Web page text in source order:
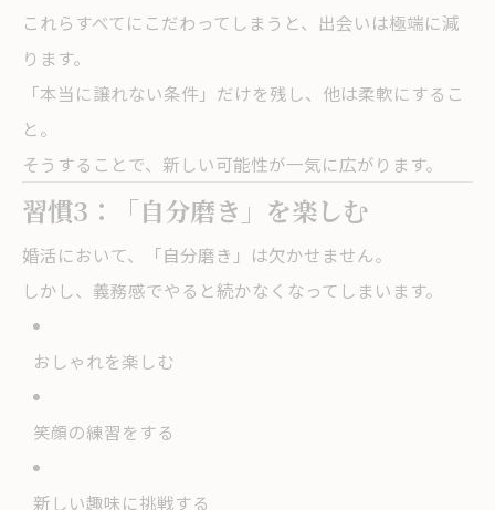
これらすべてにこだわってしまうと、出会いは極端に減
ります。
「本当に譲れない条件」だけを残し、他は柔軟にするこ
と。
そうすることで、新しい可能性が一気に広がります。
習慣3：「自分磨き」を楽しむ
婚活において、「自分磨き」は欠かせません。
しかし、義務感でやると続かなくなってしまいます。
おしゃれを楽しむ
笑顔の練習をする
新しい趣味に挑戦する